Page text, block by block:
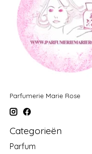
Parfumerie Marie Rose
Categorieën
Parfum